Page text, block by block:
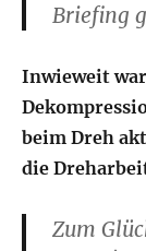
Briefing
Inwieweit
beim Dreh
die
Zum